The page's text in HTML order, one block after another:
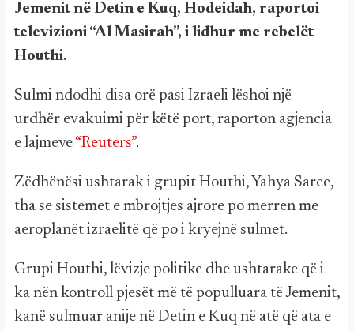
Jemenit në Detin e Kuq, Hodeidah, raportoi
televizioni “Al Masirah”, i lidhur me rebelët
Houthi.
Sulmi ndodhi disa orë pasi Izraeli lëshoi një
urdhër evakuimi për këtë port, raporton agjencia
e lajmeve “Reuters”.
Zëdhënësi ushtarak i grupit Houthi, Yahya Saree,
tha se sistemet e mbrojtjes ajrore po merren me
aeroplanët izraelitë që po i kryejnë sulmet.
Grupi Houthi, lëvizje politike dhe ushtarake që i
ka nën kontroll pjesët më të populluara të Jemenit,
kanë sulmuar anije në Detin e Kuq në atë që ata e